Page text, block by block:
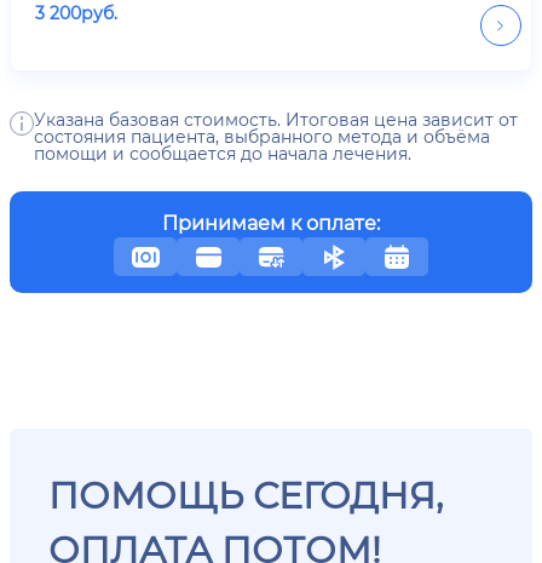
3 200руб.
Указана базовая стоимость. Итоговая цена зависит от
состояния пациента, выбранного метода и объёма
помощи и сообщается до начала лечения.
Принимаем к оплате:
ПОМОЩЬ СЕГОДНЯ,
ОПЛАТА ПОТОМ!